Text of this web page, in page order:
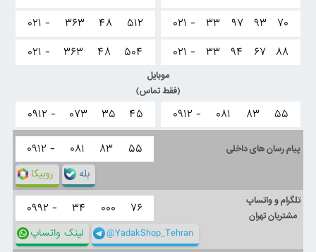
۰۲۱ -
۳۳ ۹۷ ۹۳
۷۰
۰۲۱ -
۳۳ ۹۴ ۶۷ ۸۸
۰۲۱ -
۳۶۳ ۴۸
۵۱۲
۰۲۱ -
۳۶۳ ۴۸ ۵۰۴
موبایل
(فقط تماس)
۰۹۱۲ - ۰۸۱ ۸۳ ۵۵ ۰۹۱۲ - ۰۷۳ ۳۵ ۴۵
پیام رسان های داخلی ۰۹۱۲ - ۰۸۱ ۸۳ ۵۵
روبیکا بله
تلگرام و واتساپ
مشتریان تهران
۰۹۹۲ - ۳۴ ۰۰۰ ۷۶
لینک واتساپ @YadakShop_Tehran